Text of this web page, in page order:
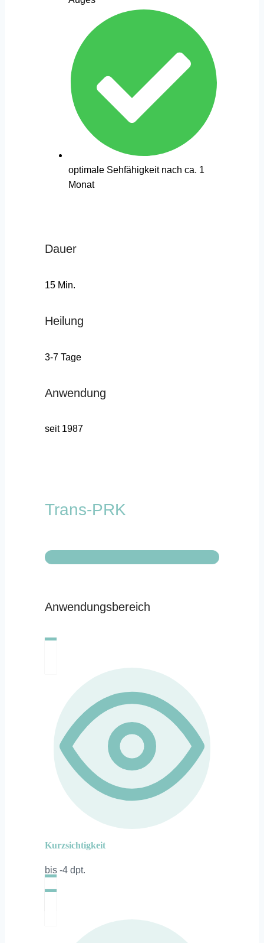
optimale Sehfähigkeit nach ca. 1
Monat
Dauer
15 Min.
Heilung
3-7 Tage
Anwendung
seit 1987
Trans-PRK
Anwendungsbereich
Kurzsichtigkeit
bis -4 dpt.